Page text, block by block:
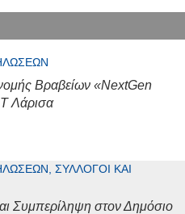
Βραβείων «NextGen
Λάρισα
ΣΎΛΛΟΓΟΙ ΚΑΙ
Συμπερίληψη στον Δημόσιο